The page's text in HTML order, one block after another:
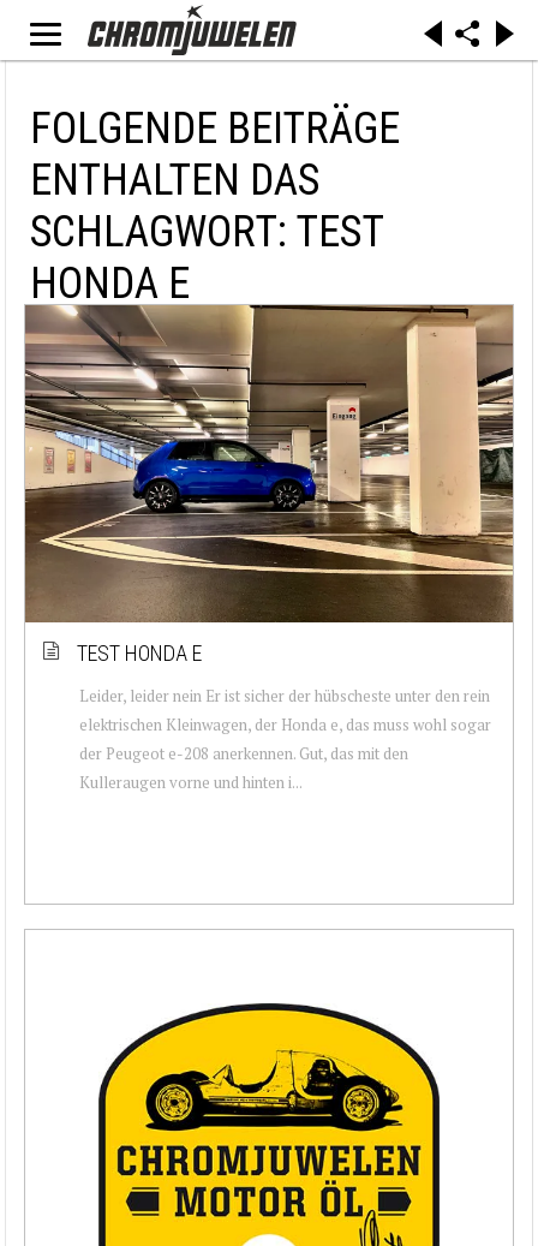
FOLGENDE BEITRÄGE
ENTHALTEN DAS
SCHLAGWORT: TEST
HONDA E
TEST HONDA E
Leider, leider nein Er ist sicher der hübscheste unter den rein
elektrischen Kleinwagen, der Honda e, das muss wohl sogar
der Peugeot e-208 anerkennen. Gut, das mit den
Kulleraugen vorne und hinten i...